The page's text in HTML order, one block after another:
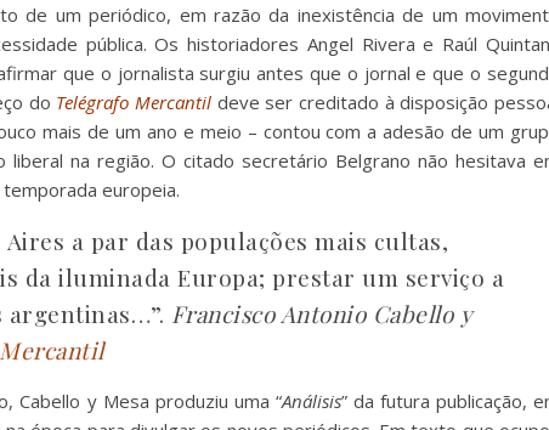
de um periódico, em razão da inexistência de um
pública. Os historiadores Angel Rivera e Raúl
que o jornalista surgiu antes que o jornal e que o
do Telégrafo Mercantildeve ser creditado à disposição
mais de um ano e meio – contou com a adesão de um
na região. O citado secretário Belgrano não hesitava
europeia.
a par das populações mais cultas,
da iluminada Europa; prestar um serviço a
argentinas…”. Francisco Antonio Cabello y
Cabello y Mesa produziu uma “Análisis” da futura publicação,